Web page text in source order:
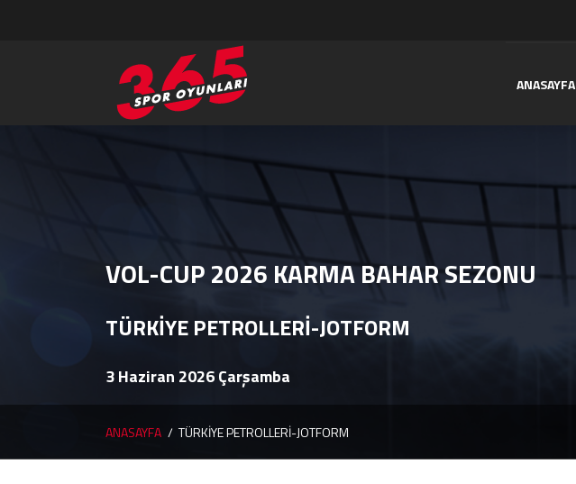
ANASAYFA
VOL-CUP 2026 KARMA BAHAR SEZONU
TÜRKİYE PETROLLERİ-JOTFORM
3 Haziran 2026 Çarşamba
ANASAYFA TÜRKİYE PETROLLERİ-JOTFORM